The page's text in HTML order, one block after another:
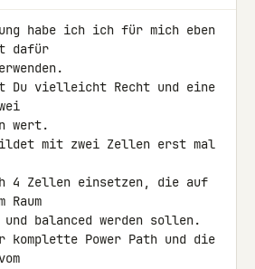
habe ich ich für mich eben
dafür
Du vielleicht Recht und eine
wert.
mit zwei Zellen erst mal
4 Zellen einsetzen, die auf
balanced werden sollen.
komplette Power Path und die